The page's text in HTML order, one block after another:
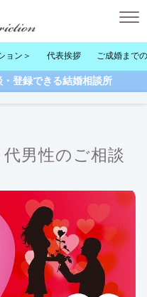
ョン＞ 代表挨拶 ご成婚まで
登録できる結婚相談所
男性のご相談